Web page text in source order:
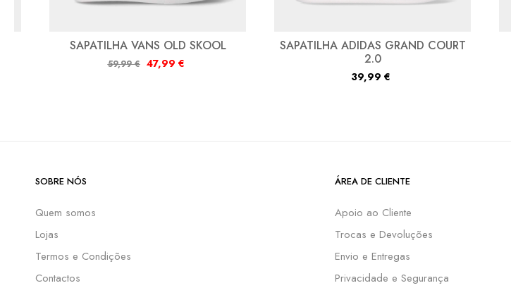
SAPATILHA VANS OLD SKOOL
59,99€ 47,99 €
SAPATILHA ADIDAS GRAND COURT
2.0
39,99 €
SOBRE NÓS
Quem somos
Lojas
Termos e Condições
Contactos
ÁREA DE CLIENTE
Apoio ao Cliente
Trocas e Devoluções
Envio e Entregas
Privacidade e Segurança